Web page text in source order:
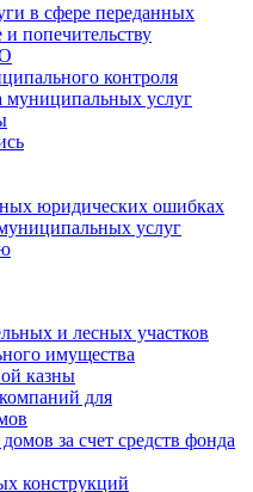
в сфере переданных
попечительству
контроля
муниципальных услуг
юридических ошибках
услуг
и лесных участков
имущества
казны
для
за счет средств фонда
конструкций